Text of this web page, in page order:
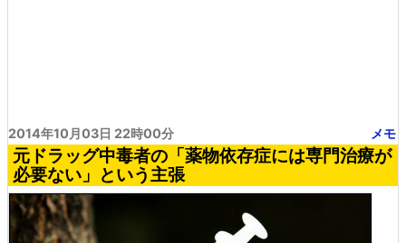
2014年10月03日 22時00分 メモ
元ドラッグ中毒者の「薬物依存症には専門治療が
必要ない」という主張